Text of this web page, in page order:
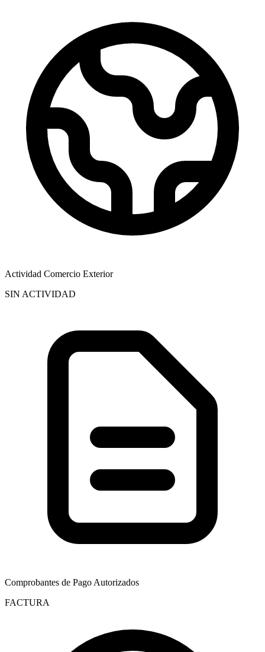
Actividad Comercio Exterior
SIN ACTIVIDAD
Comprobantes de Pago Autorizados
FACTURA